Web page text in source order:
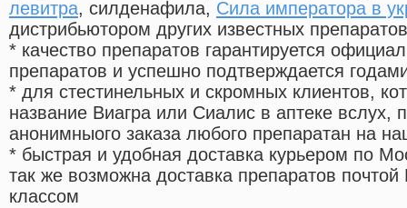
левитра, силденафила, Сила императора в
дистрибьютором других известных препаратов
* качество препаратов гарантируется
препаратов и успешно подтверждается
* для стестинельных и скромных клиентов,
название Виагра или Сиалис в аптеке вслух,
анонимныого заказа любого препаратан на
* быстрая и удобная доставка курьером по
так же возможна доставка препаратов
классом